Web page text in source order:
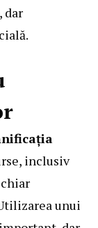
dar
inclusiv
unui